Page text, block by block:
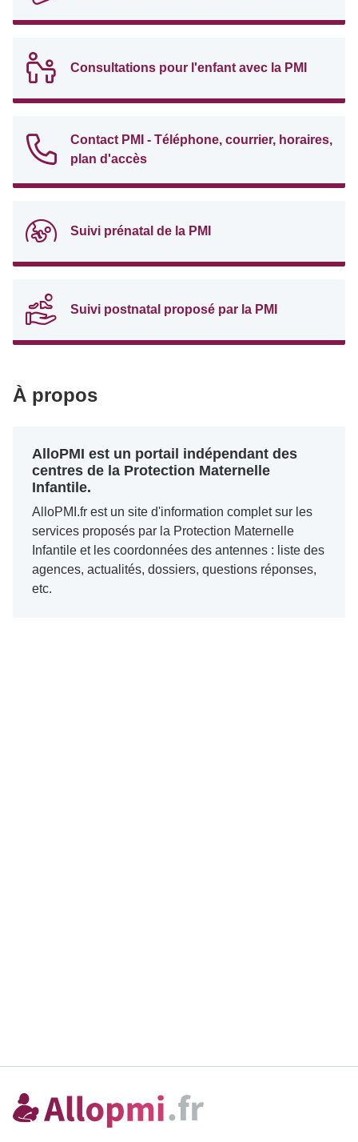
Consultations pour l'enfant avec la PMI
Contact PMI - Téléphone, courrier, horaires,
plan d'accès
Suivi prénatal de la PMI
Suivi postnatal proposé par la PMI
À propos
AlloPMI est un portail indépendant des
centres de la Protection Maternelle
Infantile.
AlloPMI.fr est un site d'information complet sur les
services proposés par la Protection Maternelle
Infantile et les coordonnées des antennes : liste des
agences, actualités, dossiers, questions réponses,
etc.